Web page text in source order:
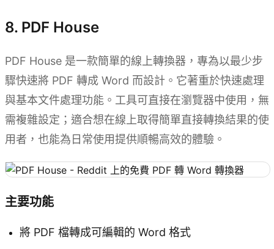
8. PDF House
PDF House 是一款簡單的線上轉換器，專為以最少步
驟快速將 PDF 轉成 Word 而設計。它著重於快速處理
與基本文件處理功能。工具可直接在瀏覽器中使用，無
需複雜設定；適合想在線上取得簡單直接轉換結果的使
用者，也能為日常使用提供順暢高效的體驗。
主要功能
將 PDF 檔轉成可編輯的 Word 格式